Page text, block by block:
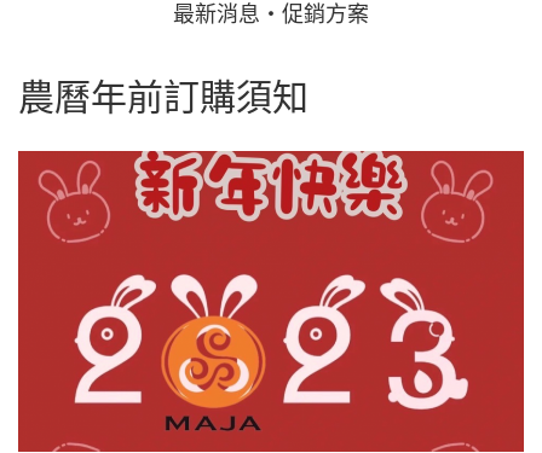
最新消息‧促銷方案
農曆年前訂購須知